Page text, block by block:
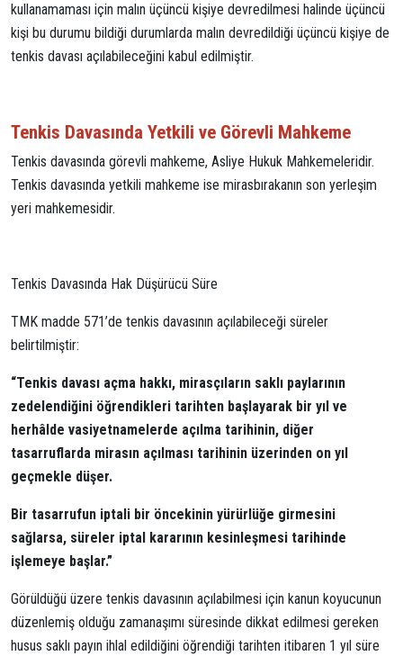
kullanamaması için malın üçüncü kişiye devredilmesi halinde üçüncü
kişi bu durumu bildiği durumlarda malın devredildiği üçüncü kişiye de
tenkis davası açılabileceğini kabul edilmiştir.
Tenkis Davasında Yetkili ve Görevli Mahkeme
Tenkis davasında görevli mahkeme, Asliye Hukuk Mahkemeleridir.
Tenkis davasında yetkili mahkeme ise mirasbırakanın son yerleşim
yeri mahkemesidir.
Tenkis Davasında Hak Düşürücü Süre
TMK madde 571’de tenkis davasının açılabileceği süreler
belirtilmiştir:
“Tenkis davası açma hakkı, mirasçıların saklı paylarının
zedelendiğini öğrendikleri tarihten başlayarak bir yıl ve
herhâlde vasiyetnamelerde açılma tarihinin, diğer
tasarruflarda mirasın açılması tarihinin üzerinden on yıl
geçmekle düşer.
Bir tasarrufun iptali bir öncekinin yürürlüğe girmesini
sağlarsa, süreler iptal kararının kesinleşmesi tarihinde
işlemeye başlar.”
Görüldüğü üzere tenkis davasının açılabilmesi için kanun koyucunun
düzenlemiş olduğu zamanaşımı süresinde dikkat edilmesi gereken
husus saklı payın ihlal edildiğini öğrendiği tarihten itibaren 1 yıl süre